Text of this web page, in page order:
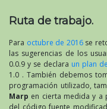
Ruta de trabajo.
Para octubre de 2016se
las sugerencias de los
0.0.9 y se declara un plan
1.0 . También debemos
programación utilizado,
Marp en cierta medida y a
del código fuente